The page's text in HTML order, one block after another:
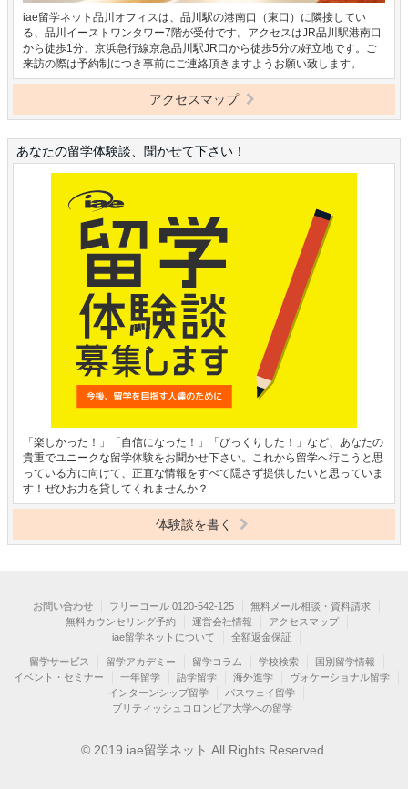
iae留学ネット品川オフィスは、品川駅の港南口（東口）に隣接してい
る、品川イーストワンタワー7階が受付です。アクセスはJR品川駅港南口
から徒歩1分、京浜急行線京急品川駅JR口から徒歩5分の好立地です。ご
来訪の際は予約制につき事前にご連絡頂きますようお願い致します。
アクセスマップ
あなたの留学体験談、聞かせて下さい！
「楽しかった！」「自信になった！」「びっくりした！」など、あなたの
貴重でユニークな留学体験をお聞かせ下さい。これから留学へ行こうと思
っている方に向けて、正直な情報をすべて隠さず提供したいと思っていま
す！ぜひお力を貸してくれませんか？
体験談を書く
お問い合わせ フリーコール 0120-542-125
無料メール相談・資料請求
無料カウンセリング予約
運営会社情報
アクセスマップ
iae留学ネットについて
全額返金保証
留学サービス 留学アカデミー 留学コラム 学校検索
国別留学情報
イベント・セミナー
一年留学 語学留学 海外進学
ヴォケーショナル留学
インターンシップ留学
パスウェイ留学
ブリティッシュコロンビア大学への留学
© 2019 iae留学ネット All Rights Reserved.